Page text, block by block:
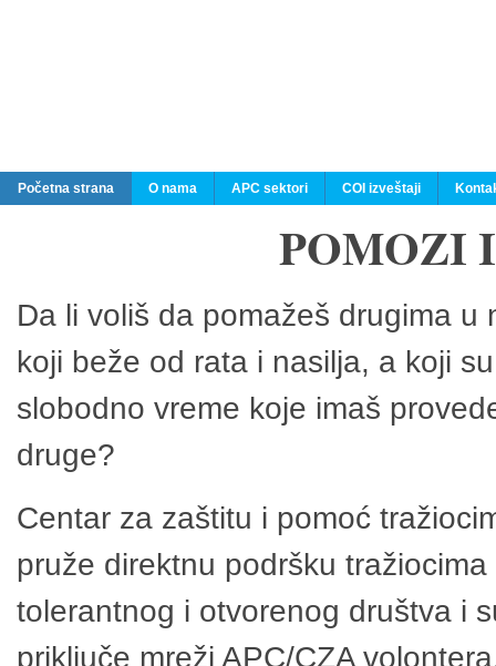
Početna strana O nama APC sektori COI izveštaji
POMOZI
Da li voliš da pomažeš drugima
koji beže od rata i nasilja, a koji
slobodno vreme koje imaš
druge?
Centar za zaštitu i pomoć
pruže direktnu podršku
tolerantnog i otvorenog društva i
priključe mreži APC/CZA